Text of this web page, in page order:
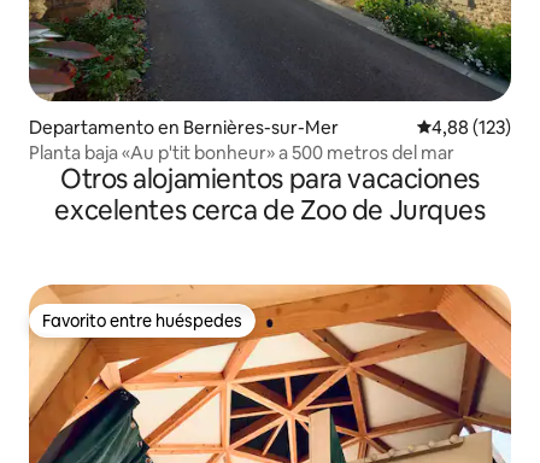
Departamento en Bernières-sur-Mer Calificación
4,88 (123)
Planta baja «Au p'tit bonheur» a 500 metros del mar
Otros alojamientos para vacaciones
excelentes cerca de Zoo de Jurques
Favorito entre huéspedes
Favorito entre huéspedes